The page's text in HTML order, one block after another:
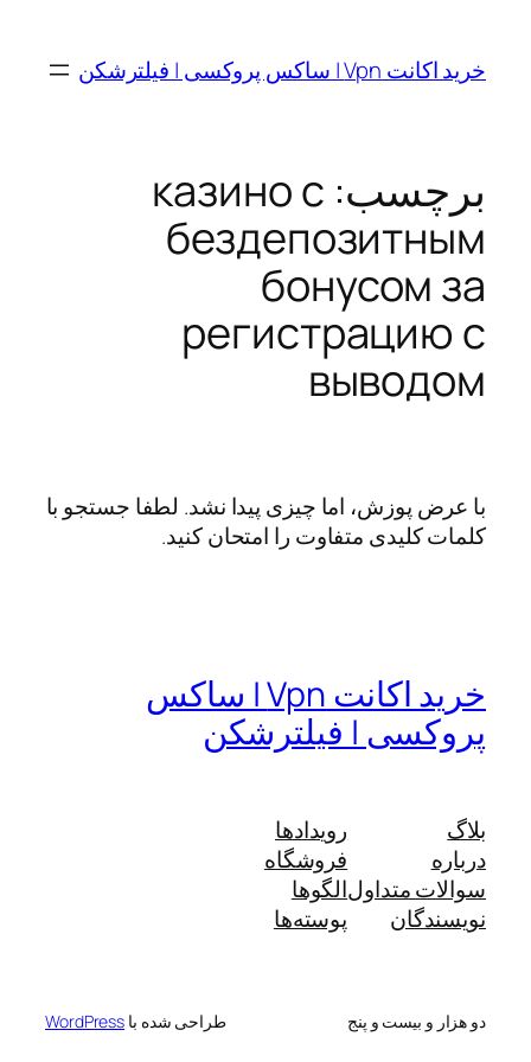
محتواخرید اکانت Vpn | ساکس پروکسی | فیلترشکن
برچسب: казино с
бездепозитным
бонусом за
регистрацию с
выводом
با عرض پوزش، اما چیزی پیدا نشد. لطفا جستجو با
کلمات کلیدی متفاوت را امتحان کنید.
خرید اکانت Vpn | ساکس
پروکسی | فیلترشکن
بلاگ
درباره
سوالات متداول
نویسندگان
رویدادها
فروشگاه
الگوها
پوسته‌ها
دو هزار و بیست و پنج طراحی شده با WordPress